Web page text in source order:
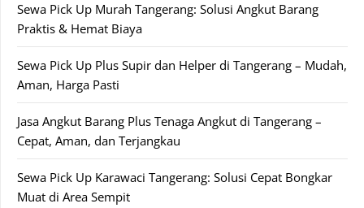
Sewa Pick Up Murah Tangerang: Solusi Angkut Barang
Praktis & Hemat Biaya
Sewa Pick Up Plus Supir dan Helper di Tangerang – Mudah,
Aman, Harga Pasti
Jasa Angkut Barang Plus Tenaga Angkut di Tangerang –
Cepat, Aman, dan Terjangkau
Sewa Pick Up Karawaci Tangerang: Solusi Cepat Bongkar
Muat di Area Sempit